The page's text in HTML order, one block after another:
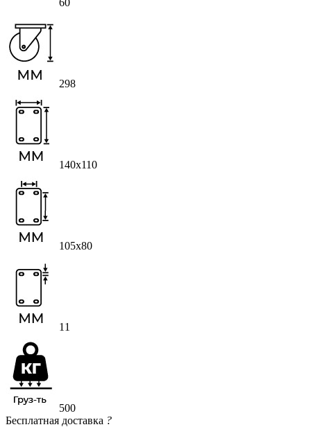
60
298
140х110
105х80
11
500
Бесплатная доставка ?